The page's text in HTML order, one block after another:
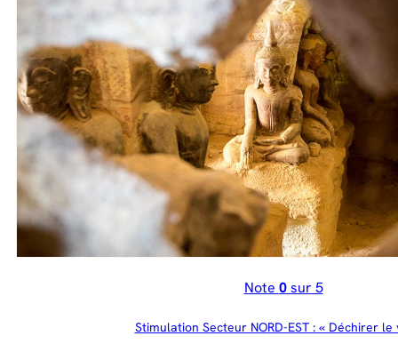
Note 0sur 5
Stimulation Secteur NORD-EST : « Déchirer le